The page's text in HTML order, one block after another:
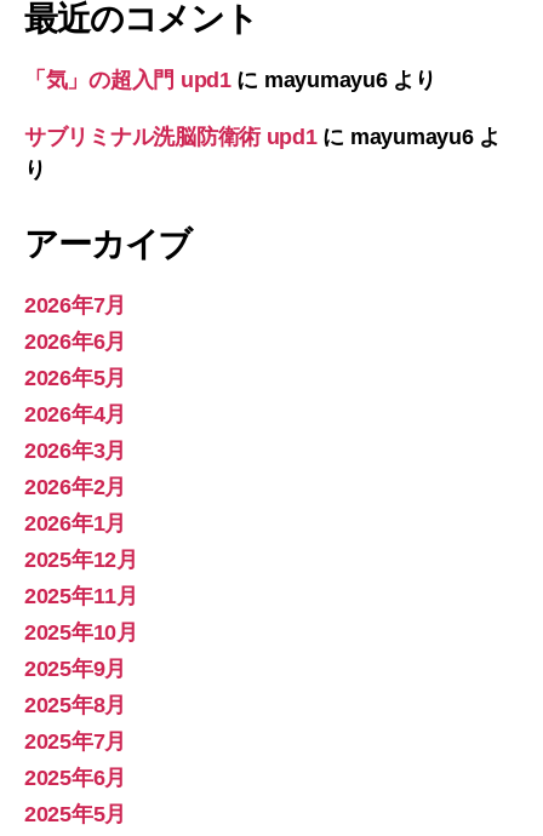
最近のコメント
「気」の超入門 upd1に mayumayu6より
サブリミナル洗脳防衛術 upd1に mayumayu6よ
り
アーカイブ
2026年7月
2026年6月
2026年5月
2026年4月
2026年3月
2026年2月
2026年1月
2025年12月
2025年11月
2025年10月
2025年9月
2025年8月
2025年7月
2025年6月
2025年5月